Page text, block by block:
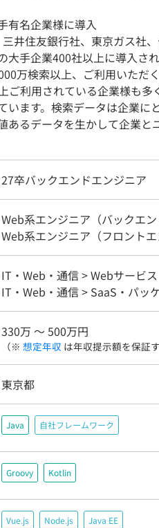
有名企業様に導入
井住友銀行社、東京ガス社
大手企業400社以上に導入さ
万検索以上、ご利用いただ
ご利用されている企業様も
います。検索データは企業に
あるデータを生かして企業
27卒バックエンドエンジニア
Web系エンジニア（バックエン
Web系エンジニア（フロントエ
IT・Web・通信 > Webサービス
IT・Web・通信 > SaaS・パッ
330万 〜 500万円
（※ 想定年収 は年収提示額を保証
東京都
Java 自社フレームワーク
Groovy Kotlin
Vue.js Node.js Java EE